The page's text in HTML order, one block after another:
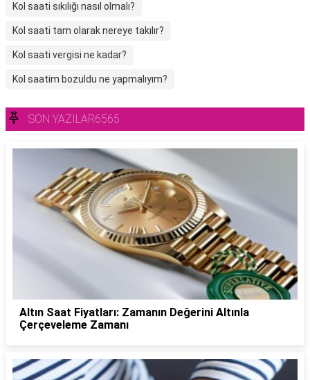
Kol saati sıkılığı nasıl olmalı?
Kol saati tam olarak nereye takılır?
Kol saati vergisi ne kadar?
Kol saatim bozuldu ne yapmalıyım?
SON YAZILAR6565
Altın Saat Fiyatları: Zamanın Değerini Altınla
Çerçeveleme Zamanı